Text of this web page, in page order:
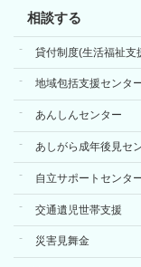
相談する
貸付制度(生活福祉支
地域包括支援センタ
あんしんセンター
あしがら成年後見セ
自立サポートセン
交通遺児世帯支援
災害見舞金